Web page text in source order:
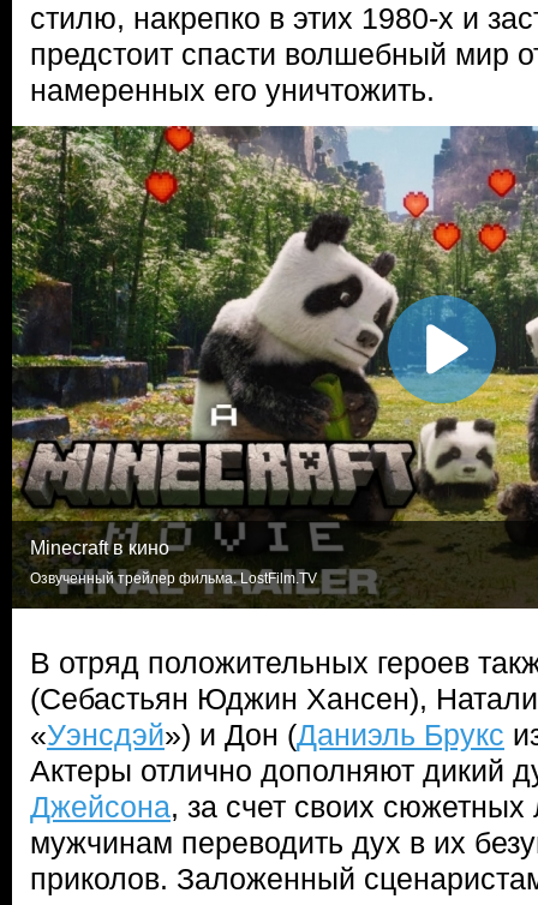
стилю, накрепко в этих 1980-х и
предстоит спасти волшебный мир
намеренных его уничтожить.
Minecraft в кино
Озвученный трейлер фильма. LostFilm.TV
В отряд положительных героев
(Себастьян Юджин Хансен),
«Уэнсдэй») и Дон (Даниэль Брукс
Актеры отлично дополняют дикий
Джейсона, за счет своих сюжетных
мужчинам переводить дух в их
приколов. Заложенный